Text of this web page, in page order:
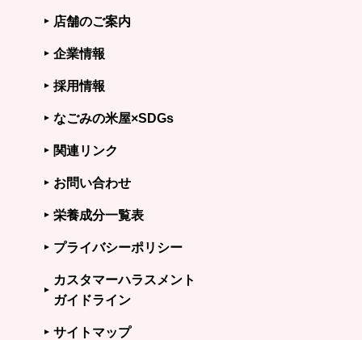
店舗のご案内
企業情報
採用情報
なごみの米屋×SDGs
関連リンク
お問い合わせ
栄養成分一覧表
プライバシーポリシー
カスタマーハラスメント
ガイドライン
サイトマップ